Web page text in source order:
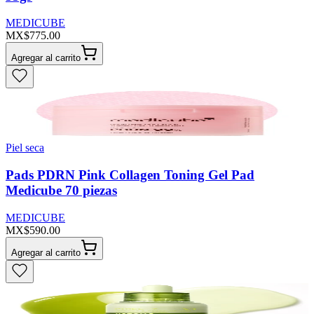
MEDICUBE
MX$775.00
Agregar al carrito
Piel seca
Pads PDRN Pink Collagen Toning Gel Pad
Medicube 70 piezas
MEDICUBE
MX$590.00
Agregar al carrito